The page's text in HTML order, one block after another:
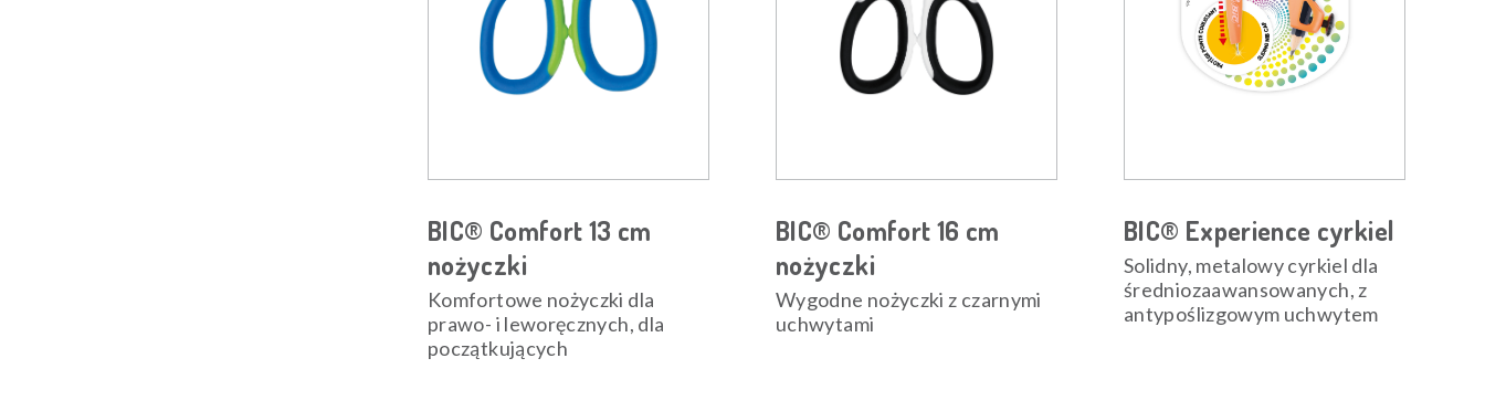
BIC® Comfort 13 cm
nożyczki
Komfortowe nożyczki dla
prawo- i leworęcznych, dla
początkujących
BIC® Comfort 16 cm
nożyczki
Wygodne nożyczki z czarnymi
uchwytami
BIC® Experience cyrkiel
Solidny, metalowy cyrkiel dla
średniozaawansowanych, z
antypoślizgowym uchwytem